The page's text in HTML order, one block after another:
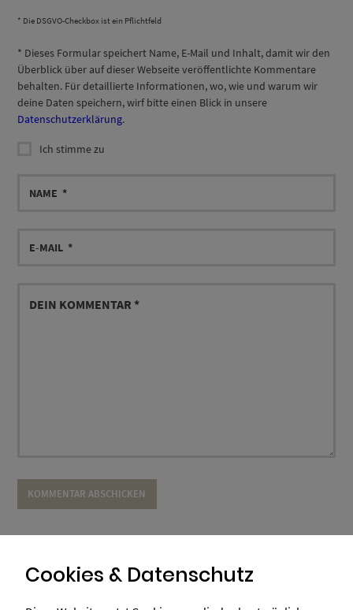
* Die DSGVO-Checkbox ist ein Pflichtfeld
* Dieses Formular speichert Name, E-Mail und Inhalt, damit wir den
Überblick über auf dieser Webseite veröffentlichte Kommentare
behalten. Für detaillierte Informationen, wo, wie und warum wir
deine Daten speichern, wirf bitte einen Blick in unsere
Datenschutzerklärung.
Ich stimme zu
MAIL
KOMMENTAR
Cookies & Datenschutz